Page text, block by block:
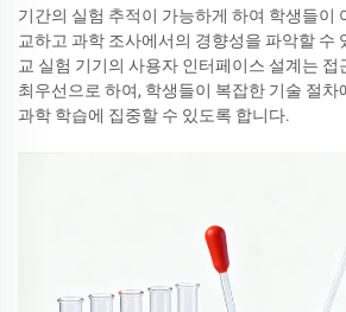
기간의 실험 추적이 가능하게 하여 학생들이
교하고 과학 조사에서의 경향성을 파악할 수
교 실험 기기의 사용자 인터페이스 설계는 접
최우선으로 하여, 학생들이 복잡한 기술 절차
과학 학습에 집중할 수 있도록 합니다.